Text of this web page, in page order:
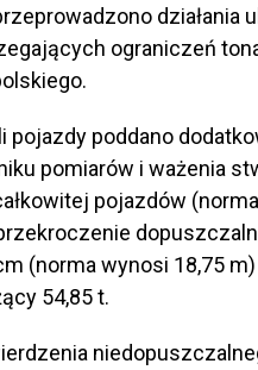
działania
ograniczeń
pojazdy poddano
pomiarów i ważenia
pojazdów
(norma wynosi 18,75
54,85 t.